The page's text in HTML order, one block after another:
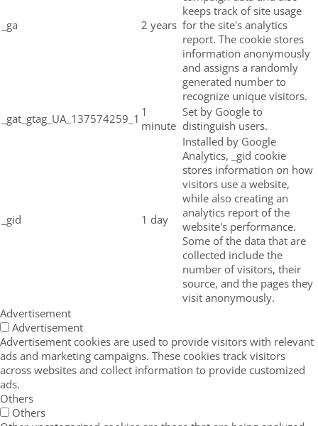
_ga 2 years
keeps track of site usage
for the site's analytics
report. The cookie stores
information anonymously
and assigns a randomly
generated number to
recognize unique visitors.
_gat_gtag_UA_137574259_1 1
minute
Set by Google to
distinguish users.
_gid 1 day
Installed by Google
Analytics, _gid cookie
stores information on how
visitors use a website,
while also creating an
analytics report of the
website's performance.
Some of the data that are
collected include the
number of visitors, their
source, and the pages they
visit anonymously.
Advertisement
Advertisement
Advertisement cookies are used to provide visitors with relevant
ads and marketing campaigns. These cookies track visitors
across websites and collect information to provide customized
ads.
Others
Others